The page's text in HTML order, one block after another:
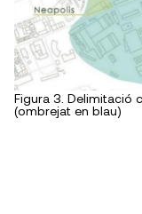
Figura 3. Delimitació
(ombrejat en blau)